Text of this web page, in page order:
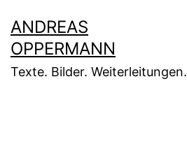
Inhalt
springen
ANDREAS
OPPERMANN
Texte. Bilder. Weiterleitungen.